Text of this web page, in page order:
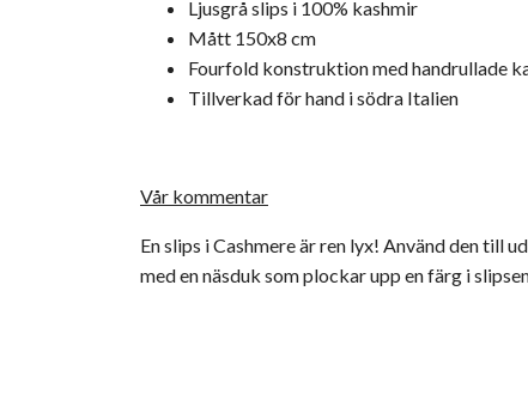
Ljusgrå slips i 100% kashmir
Mått 150x8 cm
Fourfold konstruktion med handrullade
Tillverkad för hand i södra Italien
Vår kommentar
En slips i Cashmere är ren lyx! Använd den till
med en näsduk som plockar upp en färg i